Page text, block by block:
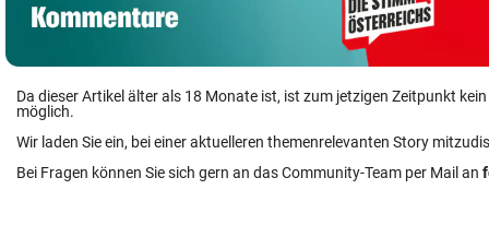
Da dieser Artikel älter als 18 Monate ist, ist zum jetzigen Zeitpunkt
möglich.
Wir laden Sie ein, bei einer aktuelleren themenrelevanten Story
Bei Fragen können Sie sich gern an das Community-Team per Mail an